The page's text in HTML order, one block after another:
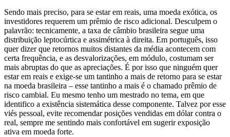
Sendo mais preciso, para se estar em reais, uma moeda exótica, os
investidores requerem um prêmio de risco adicional. Desculpem o
palavrão: tecnicamente, a taxa de câmbio brasileira segue uma
distribuição leptocúrtica e assimétrica à direita. Em português, isso
quer dizer que retornos muitos distantes da média acontecem com
certa frequência, e as desvalorizações, em módulo, costumam ser
mais abruptas do que as apreciações. É por isso que ninguém quer
estar em reais e exige-se um tantinho a mais de retorno para se estar
na moeda brasileira – esse tantinho a mais é o chamado prêmio de
risco cambial. Eu mesmo tenho um mestrado no tema, em que
identifico a existência sistemática desse componente. Talvez por esse
viés pessoal, evite recomendar posições vendidas em dólar contra o
real, sempre me sentindo mais confortável em sugerir exposição
ativa em moeda forte.